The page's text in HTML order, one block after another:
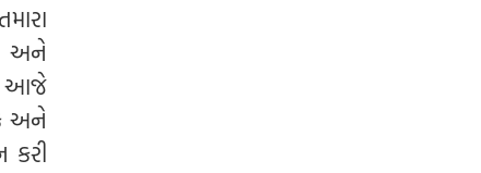
અને
આજે
અને
કરી